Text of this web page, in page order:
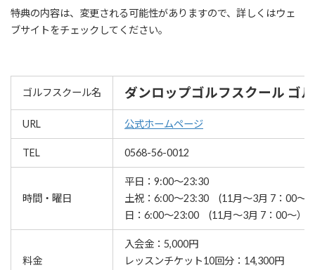
特典の内容は、変更される可能性がありますので、詳しくはウェ
ブサイトをチェックしてください。
ゴルフスクール名 ダンロップゴルフスクール ゴ
URL 公式ホームページ
TEL 0568-56-0012
時間・曜日
平日：9:00～23:30
土祝：6:00～23:30 (11月～3月 7：00～
日：6:00～23:00 (11月～3月 7：00～）
料金
入会金：5,000円
レッスンチケット10回分：14,300円